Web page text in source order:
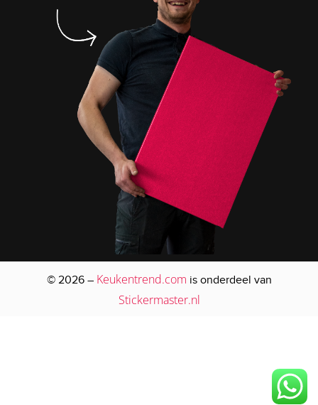
© 2026 – Keukentrend.com is onderdeel van
Stickermaster.nl